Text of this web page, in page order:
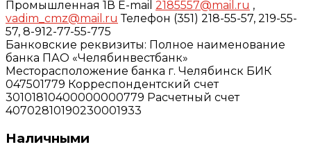
Промышленная 1В E-mail 2185557@mail.ru ,
vadim_cmz@mail.ru Телефон (351) 218-55-57, 219-55-
57, 8-912-77-55-775
Банковские реквизиты: Полное наименование
банка ПАО «Челябинвестбанк»
Месторасположение банка г. Челябинск БИК
047501779 Корреспондентский счет
30101810400000000779 Расчетный счет
40702810190230001933
Наличными